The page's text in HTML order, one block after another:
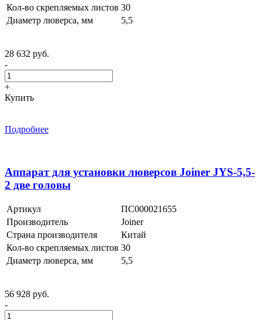
Кол-во скрепляемых листов 30
Диаметр люверса, мм
5,5
28 632 руб.
-
+
Купить
Подробнее
Аппарат для установки люверсов Joiner JYS-5,5-
2 две головы
Артикул
ПС000021655
Производитель
Joiner
Страна производителя
Китай
Кол-во скрепляемых листов 30
Диаметр люверса, мм
5,5
56 928 руб.
-